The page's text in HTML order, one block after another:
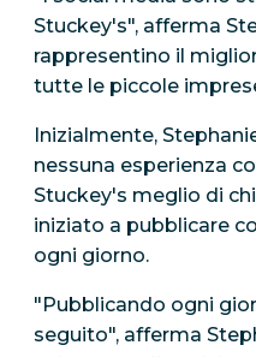
Stuckey's", afferma
rappresentino il
tutte le piccole
Inizialmente,
nessuna esperienza
Stuckey's meglio di
iniziato a pubblicare
ogni giorno.
"Pubblicando ogni
seguito", afferma